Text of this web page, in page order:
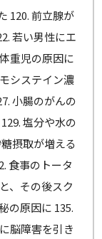
120. 前立腺が
若い男性にエ
重児の原因に
システイン濃
小腸のがんの
塩分や水の
摂取が増える
食事のトータ
、その後スク
の原因に 135.
脳障害を引き